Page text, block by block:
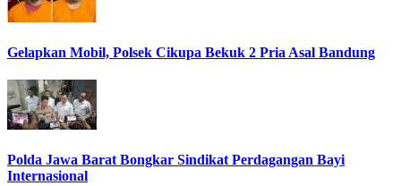
Gelapkan Mobil, Polsek Cikupa Bekuk 2 Pria Asal Bandung
Polda Jawa Barat Bongkar Sindikat Perdagangan Bayi
Internasional